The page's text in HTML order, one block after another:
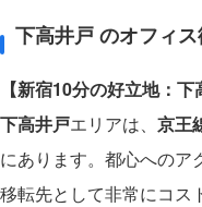
下高井戸 のオフィ
【新宿10分の好立地：
下高井戸エリアは、 京王
にあります。都心へのア
移転先として非常にコス